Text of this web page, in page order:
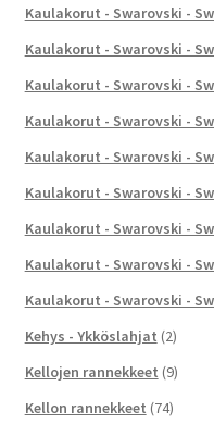
Kaulakorut - Swarovski -
Kaulakorut - Swarovski -
Kaulakorut - Swarovski -
Kaulakorut - Swarovski -
Kaulakorut - Swarovski -
Kaulakorut - Swarovski -
Kaulakorut - Swarovski -
Kaulakorut - Swarovski -
Kaulakorut - Swarovski -
Kehys - Ykköslahjat (2)
Kellojen rannekkeet (9)
Kellon rannekkeet (74)